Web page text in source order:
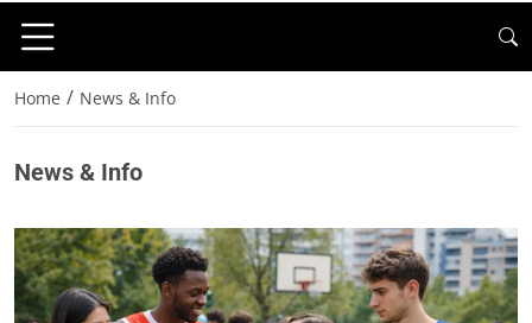
Home / News & Info
News & Info